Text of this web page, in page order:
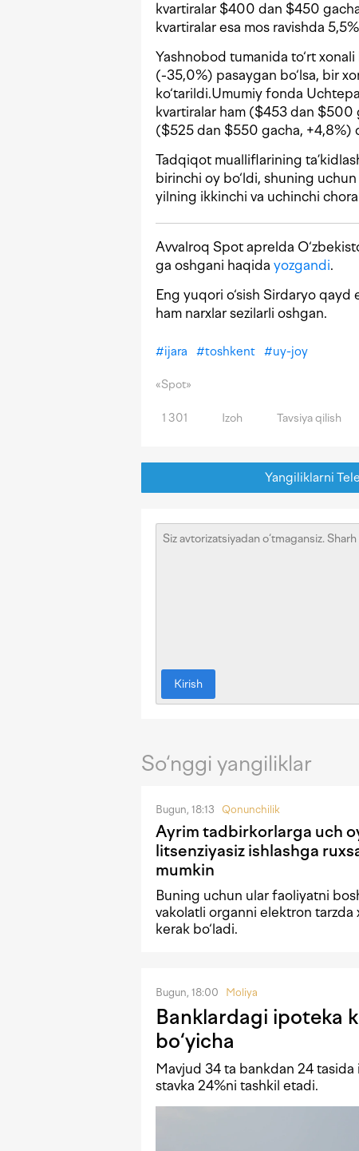
kvartiralar $400 dan $450
kvartiralar esa mos ravishda
Yashnobod tumanida to‘rt
(-35,0%) pasaygan bo‘lsa, bir
ko‘tarildi.Umumiy fonda
kvartiralar ham ($453 dan $500
($525 dan $550 gacha, +4,8%)
Tadqiqot mualliflarining
birinchi oy bo‘ldi, shuning
yilning ikkinchi va uchinchi
Avvalroq Spot aprelda
ga oshgani haqida yozgandi.
Eng yuqori o‘sish Sirdaryo
ham narxlar sezilarli oshgan.
#ijara #toshkent #uy-joy
«Spot»
1 301 Izoh Tavsiya qilish
Yangiliklarni
Kirish
So‘nggi yangiliklar
Bugun, 18:13 Qonunchilik
Ayrim tadbirkorlarga uch
litsenziyasiz ishlashga
mumkin
Buning uchun ular faoliyatni
vakolatli organni elektron tarzda
kerak bo‘ladi.
Bugun, 18:00 Moliya
Banklardagi ipoteka
bo‘yicha
Mavjud 34 ta bankdan 24 tasida
stavka 24%ni tashkil etadi.